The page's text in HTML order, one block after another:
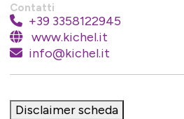
Contatti
+39 3358122945
www.kichel.it
info@kichel.it
Disclaimer scheda